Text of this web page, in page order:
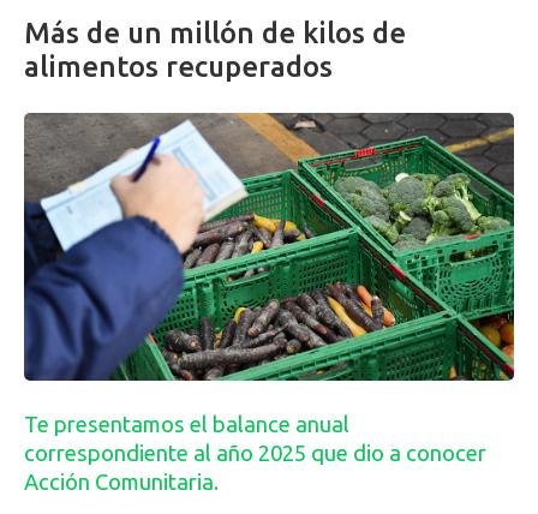
Más de un millón de kilos de
alimentos recuperados
Te presentamos el balance anual
correspondiente al año 2025 que dio a conocer
Acción Comunitaria.